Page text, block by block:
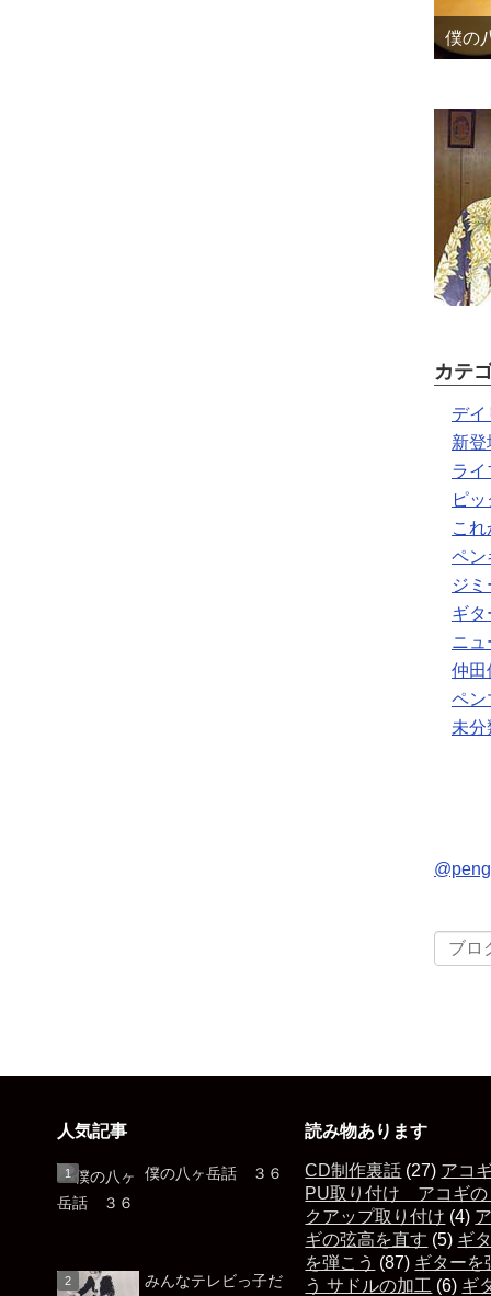
僕の
カテ
デイ
新登
ライ
ピ
こ
ペン
ジ
ギタ
ニュ
仲田
ペン
未分
人気記事
僕の八ヶ岳話 ３６
みんなテレビっ子だ
読み物あります
CD制作裏話 (27) アコ
PU取り付け アコギの
クアップ取り付け (4)
ギの弦高を直す (5) ギ
を弾こう (87) ギターを
う サドルの加工 (6) ギ